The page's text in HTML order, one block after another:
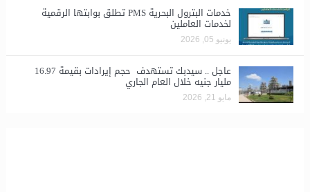
خدمات البترول البحرية PMS تطلق بوابتها الرقمية
لخدمات العاملين
يونيو 05, 2026
عاجل .. سيدبك تستهدف حجم إيرادات بقيمة 16.97
مليار جنيه خلال العام الجاري
مايو 21, 2026